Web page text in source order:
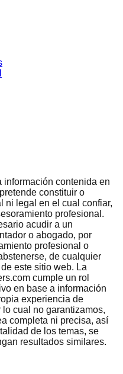
información contenida en
constituir o
ni legal en el cual confiar,
profesional.
acudir a un
o abogado, por
profesional o
de cualquier
este sitio web. La
cumple un rol
en base a información
experiencia de
cual no garantizamos,
completa ni precisa, así
de los temas, se
resultados similares.